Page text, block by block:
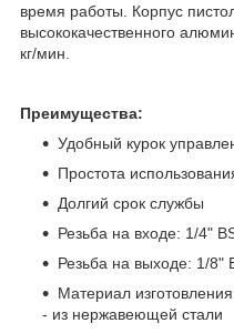
время работы. Корпус
высококачественного
кг/мин.
Преимущества:
Удобный курок
Простота
Долгий срок службы
Резьба на входе: 1/4"
Резьба на выходе: 1/8"
Материал
- из нержавеющей стали